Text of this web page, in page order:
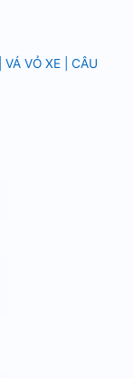
VỎ XE | CÂU